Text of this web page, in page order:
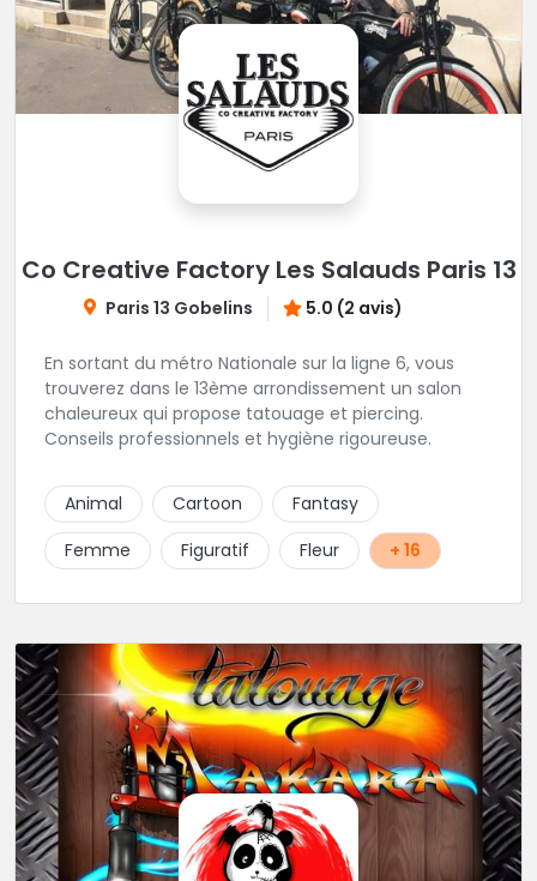
Co Creative Factory Les Salauds Paris 13
Paris 13 Gobelins 5.0 (2 avis)
En sortant du métro Nationale sur la ligne 6, vous
trouverez dans le 13ème arrondissement un salon
chaleureux qui propose tatouage et piercing.
Conseils professionnels et hygiène rigoureuse.
Animal Cartoon
Fantasy
Femme
Figuratif Fleur + 16